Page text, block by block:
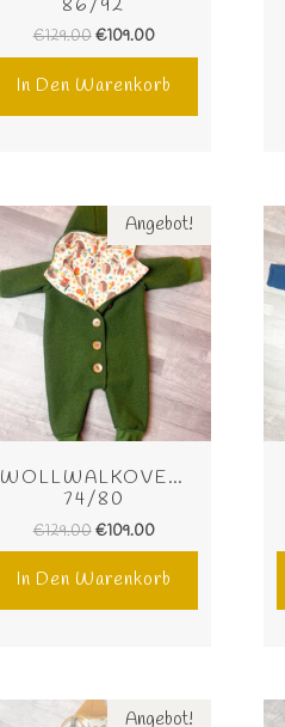
86/92
€129.00€109.00
In Den Warenkorb
Angebot!
WOLLWALKOVERALL
74/80
€129.00€109.00
In Den Warenkorb
Angebot!